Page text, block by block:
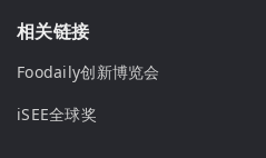
相关链接
Foodaily创新博览会
iSEE全球奖